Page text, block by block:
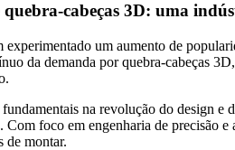
cabeças 3D: uma
um aumento de
da demanda por quebra-cabeças
na revolução do design
foco em engenharia de precisão
de montar.